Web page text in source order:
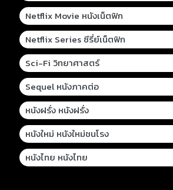
Netflix Movie หนังเน็ตฟิก
Netflix Series ซีรี่ย์เน็ตฟิก
Sci-Fi วิทยาศาสตร์
Sequel หนังภาคต่อ
หนังฝรั่ง หนังฝรั่ง
หนังใหม่ หนังใหม่ชนโรง
หนังไทย หนังไทย